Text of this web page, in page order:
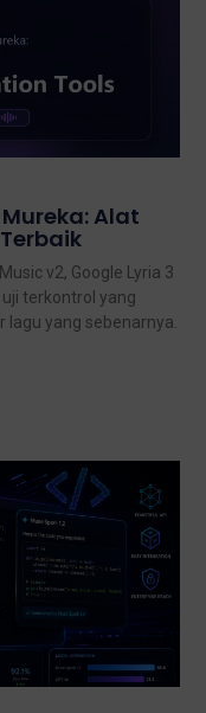
Mureka: Alat
v2, Google Lyria 3
terkontrol yang
lagu yang sebenarnya.